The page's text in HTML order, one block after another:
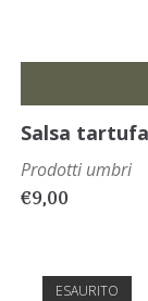
Salsa
Prodotti umbri
€9,00
ESAURITO